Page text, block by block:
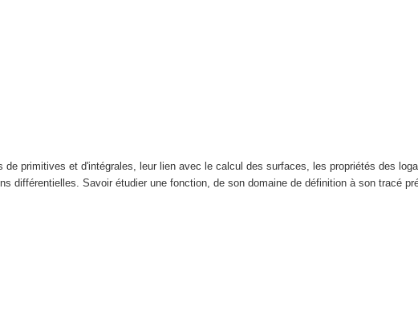
primitives et d'intégrales, leur lien avec le calcul des surfaces, les propriétés des
différentielles. Savoir étudier une fonction, de son domaine de définition à son tracé